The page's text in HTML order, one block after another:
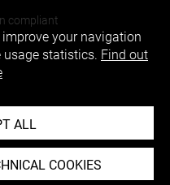
compliant
your navigation
usage statistics. Find out
ALL
COOKIES